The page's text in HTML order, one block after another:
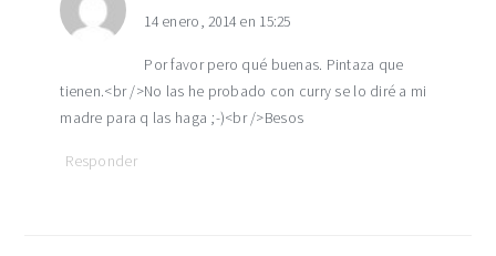
14 enero, 2014 en 15:25
Por favor pero qué buenas. Pintaza que
tienen.<br />No las he probado con curry se lo diré a mi
madre para q las haga ;-)<br />Besos
Responder